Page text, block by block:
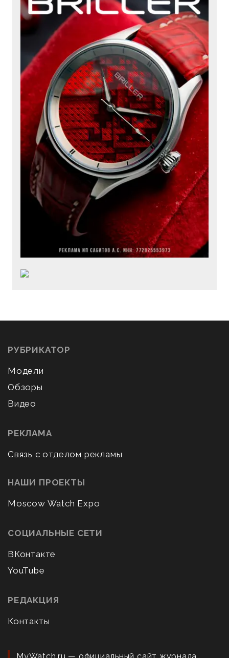
РУБРИКАТОР
Модели
Обзоры
Видео
РЕКЛАМА
Связь с отделом рекламы
НАШИ ПРОЕКТЫ
Moscow Watch Expo
СОЦИАЛЬНЫЕ СЕТИ
ВКонтакте
YouTube
РЕДАКЦИЯ
Контакты
MyWatch.ru — официальный сайт журнала